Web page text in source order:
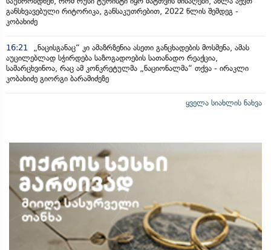
განსხვავებული რიტორიკა, განსაკუთრებით, 2022 წლის შემდეგ -
კობახიძე
16:21
„ნაცისგანაც“ კი ამაზრზენია ასეთი განცხადების მოსმენა, ამას
აუცილებლად სჭირდება საზოგადოების სათანადო რეაქცია,
სამარცხვინოა, რაც ამ კონკრეტულმა „ნაციონალმა“ თქვა - ირაკლი
კობახიძე გიორგი ბარამიძეზე
ყველა სიახლის ნახვა